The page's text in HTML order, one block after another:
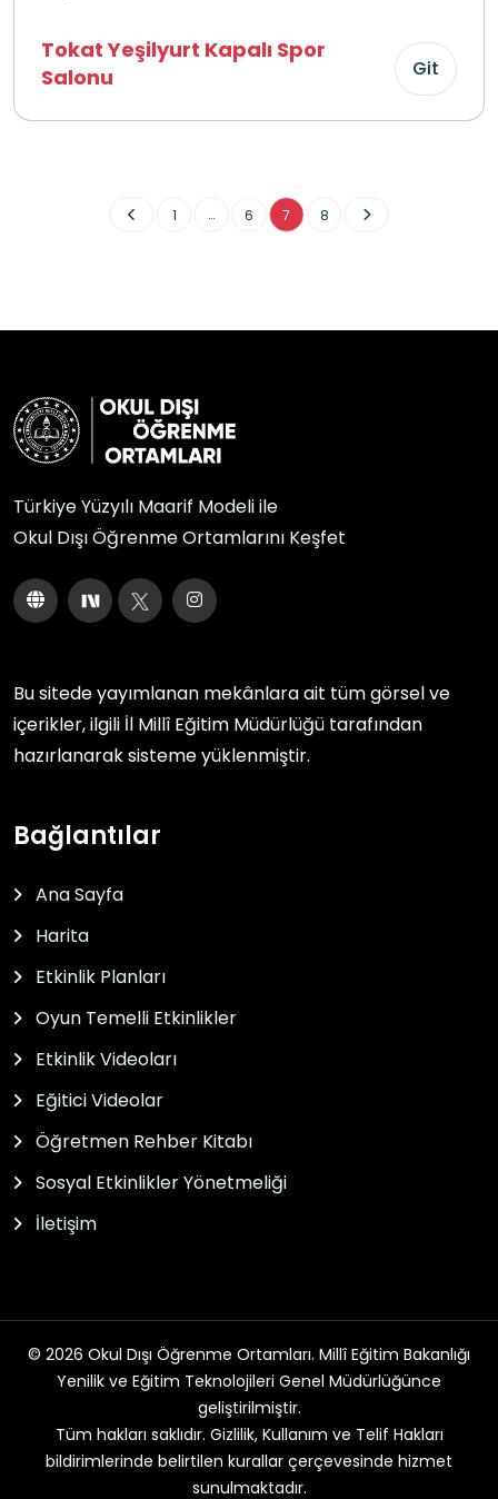
Tokat Yeşilyurt Kapalı Spor
Salonu
Git
1 ... 6 7 8
Türkiye Yüzyılı Maarif Modeli ile
Okul Dışı Öğrenme Ortamlarını Keşfet
Bu sitede yayımlanan mekânlara ait tüm görsel ve
içerikler, ilgili İl Millî Eğitim Müdürlüğü tarafından
hazırlanarak sisteme yüklenmiştir.
Bağlantılar
Ana Sayfa
Harita
Etkinlik Planları
Oyun Temelli Etkinlikler
Etkinlik Videoları
Eğitici Videolar
Öğretmen Rehber Kitabı
Sosyal Etkinlikler Yönetmeliği
İletişim
© 2026 Okul Dışı Öğrenme Ortamları. Millî Eğitim Bakanlığı
Yenilik ve Eğitim Teknolojileri Genel Müdürlüğünce
geliştirilmiştir.
Tüm hakları saklıdır. Gizlilik, Kullanım ve Telif Hakları
bildirimlerinde belirtilen kurallar çerçevesinde hizmet
sunulmaktadır.